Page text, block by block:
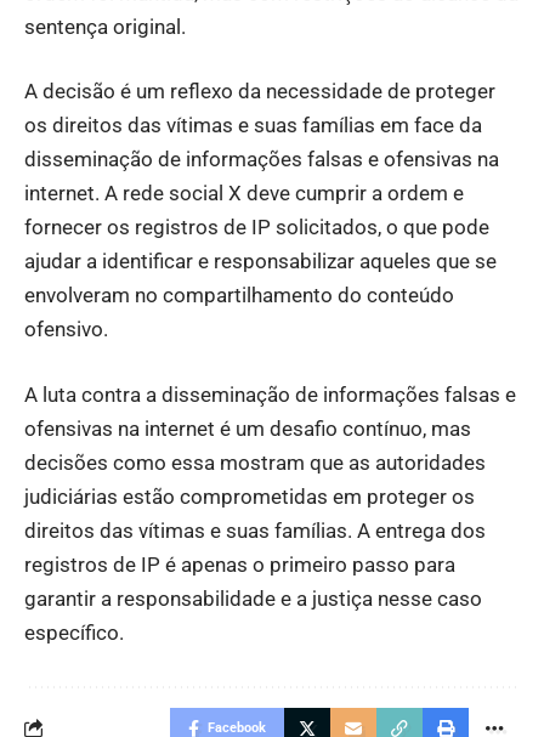
sentença original.
A decisão é um reflexo da necessidade de proteger
os direitos das vítimas e suas famílias em face da
disseminação de informações falsas e ofensivas na
internet. A rede social X deve cumprir a ordem e
fornecer os registros de IP solicitados, o que pode
ajudar a identificar e responsabilizar aqueles que se
envolveram no compartilhamento do conteúdo
ofensivo.
A luta contra a disseminação de informações falsas e
ofensivas na internet é um desafio contínuo, mas
decisões como essa mostram que as autoridades
judiciárias estão comprometidas em proteger os
direitos das vítimas e suas famílias. A entrega dos
registros de IP é apenas o primeiro passo para
garantir a responsabilidade e a justiça nesse caso
específico.
Facebook